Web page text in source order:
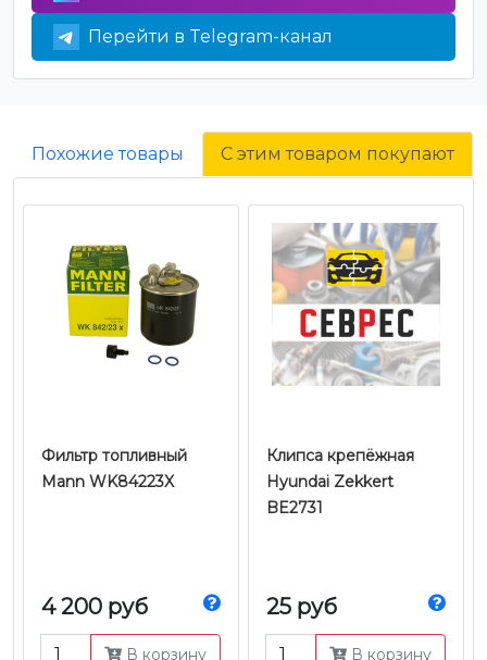
Перейти в Telegram-канал
Похожие товары С этим товаром покупают
Фильтр топливный
Mann WK84223X
4 200 руб
В корзину
Клипса крепёжная
Hyundai Zekkert
BE2731
25 руб
В корзину